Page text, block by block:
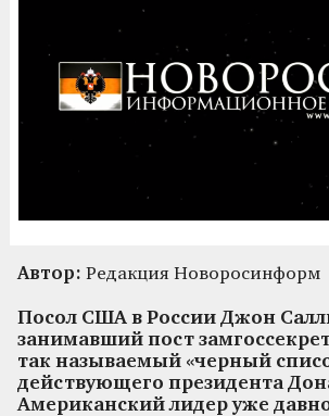
Автор: Редакция Новоросинформ
Посол США в России Джон
занимавший пост
так называемый «черный
действующего президента
Американский лидер уже давно